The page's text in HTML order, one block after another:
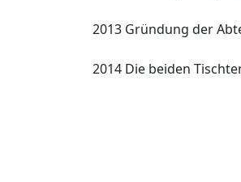
2013 Gründung der
2014 Die beiden